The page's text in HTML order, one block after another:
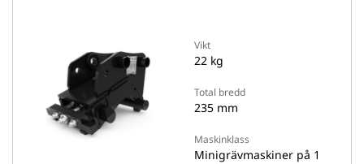
Vikt
22 kg
Total bredd
235 mm
Maskinklass
Minigrävmaskiner på 1